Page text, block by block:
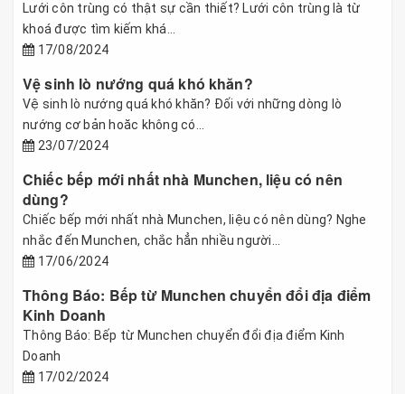
Lưới côn trùng có thật sự cần thiết? Lưới côn trùng là từ
khoá được tìm kiếm khá...
17/08/2024
Vệ sinh lò nướng quá khó khăn?
Vệ sinh lò nướng quá khó khăn? Đối với những dòng lò
nướng cơ bản hoăc không có...
23/07/2024
Chiếc bếp mới nhất nhà Munchen, liệu có nên
dùng?
Chiếc bếp mới nhất nhà Munchen, liệu có nên dùng? Nghe
nhắc đến Munchen, chắc hẳn nhiều người...
17/06/2024
Thông Báo: Bếp từ Munchen chuyển đổi địa điểm
Kinh Doanh
Thông Báo: Bếp từ Munchen chuyển đổi địa điểm Kinh
Doanh
17/02/2024